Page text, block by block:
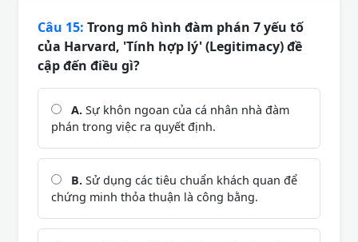
Câu 15: Trong mô hình đàm phán 7 yếu tố
của Harvard, 'Tính hợp lý' (Legitimacy) đề
cập đến điều gì?
A. Sự khôn ngoan của cá nhân nhà đàm
phán trong việc ra quyết định.
B. Sử dụng các tiêu chuẩn khách quan để
chứng minh thỏa thuận là công bằng.